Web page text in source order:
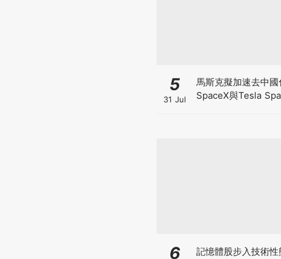
5
31 Jul
馬斯克擬加速去中
SpaceX與Tesla
6
記憶體股步入技術